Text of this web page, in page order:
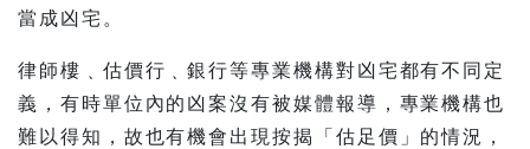
當成凶宅。
律師樓﹑估價行﹑銀行等專業機構對凶宅都有不同定
義，有時單位內的凶案沒有被媒體報導，專業機構也
難以得知，故也有機會出現按揭「估足價」的情況，